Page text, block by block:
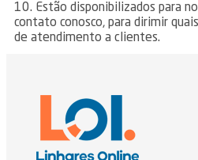
10. Estão disponibilizados para
contato conosco, para dirimir
de atendimento a clientes.